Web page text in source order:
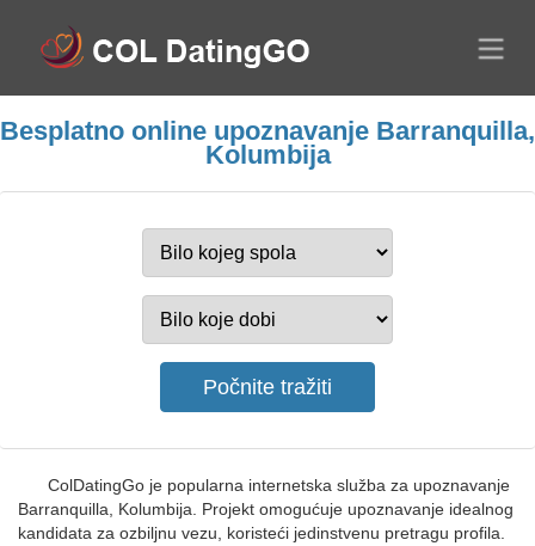
Besplatno online upoznavanje Barranquilla,
Kolumbija
ColDatingGo je popularna internetska služba za upoznavanje
Barranquilla, Kolumbija. Projekt omogućuje upoznavanje idealnog
kandidata za ozbiljnu vezu, koristeći jedinstvenu pretragu profila.